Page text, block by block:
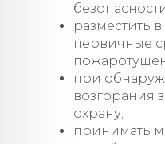
разместить
первичные
при
возгорания
охрану;
принимать